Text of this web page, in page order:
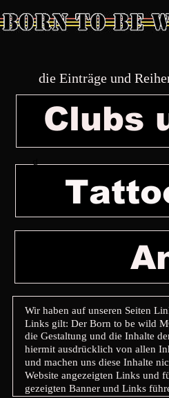
d
Wir haben auf unseren
Links gilt: Der Born to be
die Gestaltung und die
hiermit ausdrücklich von
und machen uns diese
Website angezeigten Links
gezeigten Banner und Links
Clubs
die Einträge und